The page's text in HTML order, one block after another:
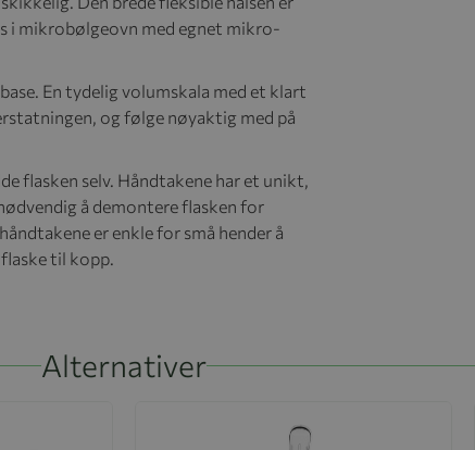
i mikrobølgeovn med egnet mikro-
En tydelig volumskala med et klart
og følge nøyaktig med på
flasken selv. Håndtakene har et unikt,
å demontere flasken for
er enkle for små hender å
til kopp.
Alternativer